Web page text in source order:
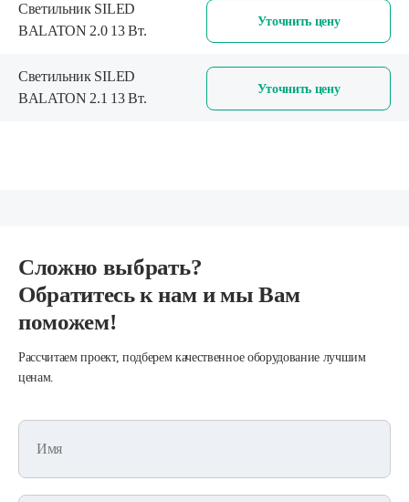
Светильник SILED
BALATON 2.0 13 Вт.
Уточнить цену
Светильник SILED
BALATON 2.1 13 Вт.
Уточнить цену
Сложно выбрать?
Обратитесь к нам и мы Вам
поможем!
Рассчитаем проект, подберем качественное оборудование лучшим
ценам.
Имя